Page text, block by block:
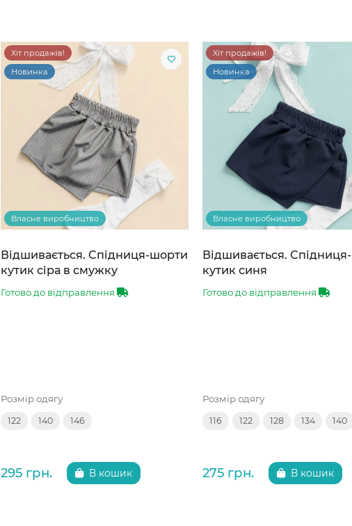
Хіт продажів!
Новинка
Власне виробництво
Відшивається. Спідниця-шорти
кутик сіра в смужку
Готово до відправлення
Розмір одягу
122 140 146
295 грн. В кошик
Хіт продажів!
Новинка
Власне виробництво
Відшивається.
кутик синя
Готово до відправлення
Розмір одягу
116 122 128 134 140
275 грн. В кошик